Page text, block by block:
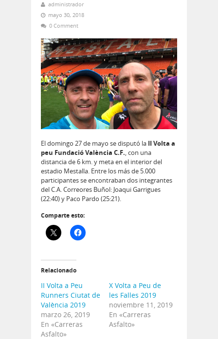
administrador
mayo 30, 2018
0 Comment
El domingo 27 de mayo se disputó la II Volta a
peu Fundació València C.F., con una
distancia de 6 km. y meta en el interior del
estadio Mestalla. Entre los más de 5.000
participantes se encontraban dos integrantes
del C.A. Correores Buñol: Joaqui Garrigues
(22:40) y Paco Pardo (25:21).
Comparte esto:
Relacionado
II Volta a Peu
Runners Ciutat de
València 2019
marzo 26, 2019
En «Carreras
Asfalto»
X Volta a Peu de
les Falles 2019
noviembre 11, 2019
En «Carreras
Asfalto»